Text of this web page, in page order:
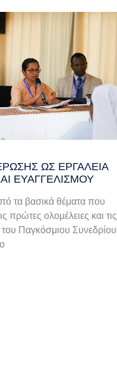
ΩΣ ΕΡΓΑΛΕΊΑ
ΕΥΑΓΓΕΛΙΣΜΟΎ
τα βασικά θέματα που
πρώτες ολομέλειες και τις
του Παγκόσμιου Συνεδρίου